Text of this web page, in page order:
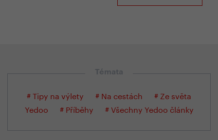
Témata
# Tipy na výlety # Na cestách
# Ze světa
Yedoo
# Příběhy # Všechny Yedoo články